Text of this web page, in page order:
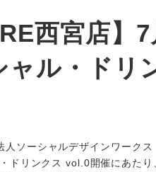
西宮店】7
ル・ドリ
人ソーシャルデザインワーク
ドリンクス vol.0開催にあたり